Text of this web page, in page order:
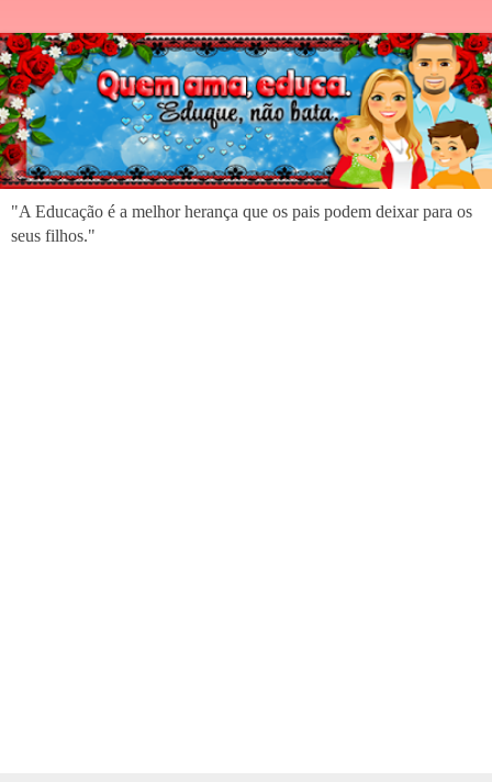
"A Educação é a melhor herança que os pais podem deixar para os
seus filhos."